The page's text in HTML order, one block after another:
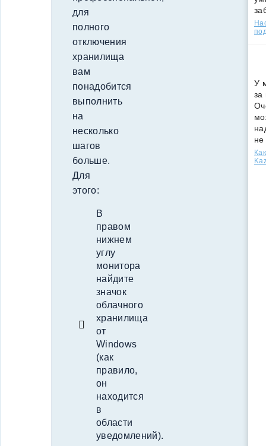
для
полного
отключения
хранилища
вам
понадобится
выполнить
на
несколько
шагов
больше.
Для
этого:
В
правом
нижнем
углу
монитора
найдите
значок
облачного
хранилища
от
Windows
(как
правило,
он
находится
в
области
уведомлений).
У
за
не